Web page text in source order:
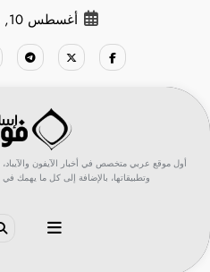
أغسطس 10, 2026
أول موقع عربي متخصص في أخبار الآيفون
وتطبيقاتها، بالإضافة إلى كل ما يهمك في